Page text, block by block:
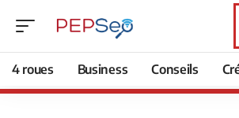
4 roues Business Conseils